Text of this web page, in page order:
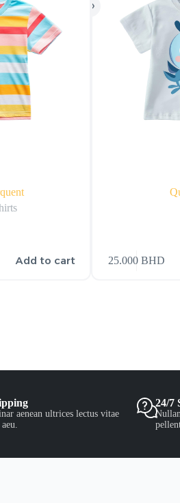
Add to cart 25.000 BHD
aenean ultrices lectus vitae
24/7